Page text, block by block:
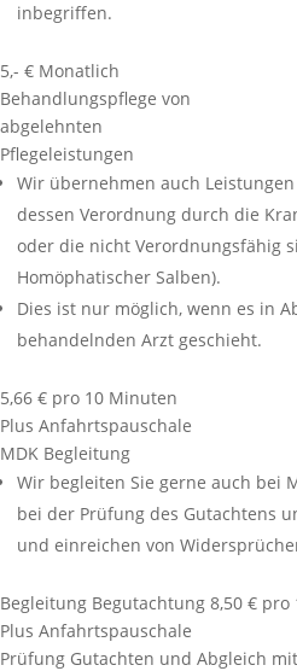
inbegriffen.
5,- € Monatlich
Behandlungspflege von
abgelehnten
Pflegeleistungen
Wir übernehmen auch
dessen Verordnung durch die
oder die nicht Verordnungsfähig
Homöphatischer Salben).
Dies ist nur möglich, wenn es in
behandelnden Arzt geschieht.
5,66 € pro 10 Minuten
Plus Anfahrtspauschale
MDK Begleitung
Wir begleiten Sie gerne auch bei
bei der Prüfung des Gutachtens
und einreichen von
Begleitung Begutachtung 8,50 €
Plus Anfahrtspauschale
Prüfung Gutachten und Abgleich mit